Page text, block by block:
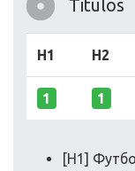
Titulos
H1 H2
1 1
[H1]